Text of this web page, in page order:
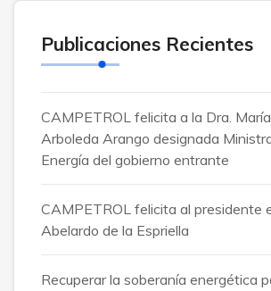
Publicaciones Recientes
CAMPETROL felicita a la Dra.
Arboleda Arango designada
Energía del gobierno entrante
CAMPETROL felicita al presidente
Abelardo de la Espriella
Recuperar la soberanía energética